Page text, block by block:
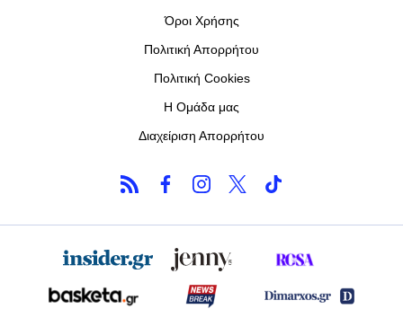
Όροι Χρήσης
Πολιτική Απορρήτου
Πολιτική Cookies
Η Ομάδα μας
Διαχείριση Απορρήτου